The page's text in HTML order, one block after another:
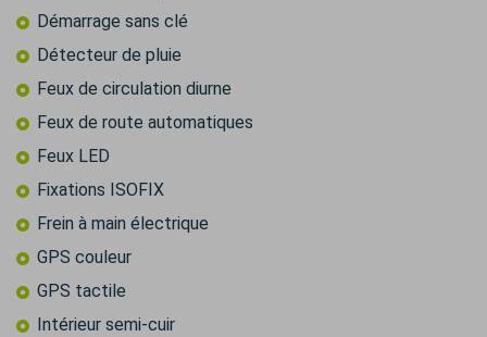
Démarrage sans clé
Détecteur de pluie
Feux de circulation diurne
Feux de route automatiques
Feux LED
Fixations ISOFIX
Frein à main électrique
GPS couleur
GPS tactile
Intérieur semi-cuir